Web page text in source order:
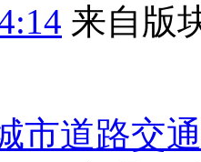
来自版
市道路交